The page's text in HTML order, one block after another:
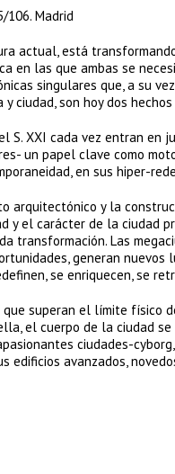
106. Madrid
actual, está
en las que ambas se
singulares que, a su
ciudad, son hoy dos
XXI cada vez entran en
un papel clave como
en sus hiper-
arquitectónico y la
y el carácter de la ciudad
transformación. Las
generan
se enriquecen, se
superan el límite físico
el cuerpo de la ciudad
ciudades-
edificios avanzados,